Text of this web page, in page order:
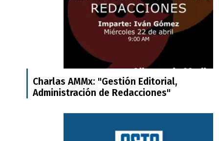
Charlas AMMx: "Gestión Editorial,
Administración de Redacciones"